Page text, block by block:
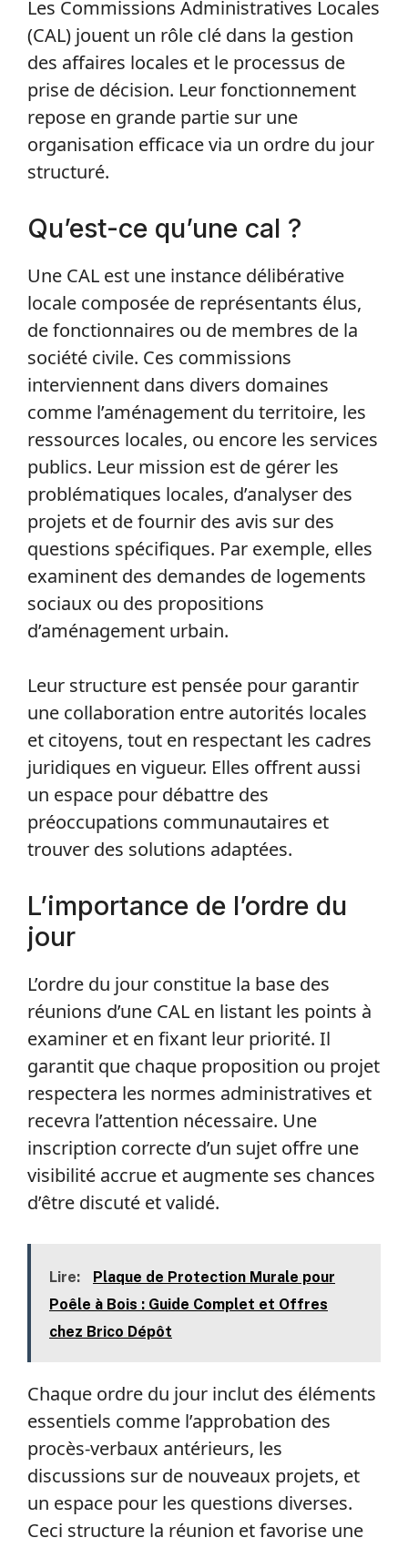
Les Commissions Administratives Locales
(CAL) jouent un rôle clé dans la gestion
des affaires locales et le processus de
prise de décision. Leur fonctionnement
repose en grande partie sur une
organisation efficace via un ordre du jour
structuré.
Qu’est-ce qu’une cal ?
Une CAL est une instance délibérative
locale composée de représentants élus,
de fonctionnaires ou de membres de la
société civile. Ces commissions
interviennent dans divers domaines
comme l’aménagement du territoire, les
ressources locales, ou encore les services
publics. Leur mission est de gérer les
problématiques locales, d’analyser des
projets et de fournir des avis sur des
questions spécifiques. Par exemple, elles
examinent des demandes de logements
sociaux ou des propositions
d’aménagement urbain.
Leur structure est pensée pour garantir
une collaboration entre autorités locales
et citoyens, tout en respectant les cadres
juridiques en vigueur. Elles offrent aussi
un espace pour débattre des
préoccupations communautaires et
trouver des solutions adaptées.
L’importance de l’ordre du
jour
L’ordre du jour constitue la base des
réunions d’une CAL en listant les points à
examiner et en fixant leur priorité. Il
garantit que chaque proposition ou projet
respectera les normes administratives et
recevra l’attention nécessaire. Une
inscription correcte d’un sujet offre une
visibilité accrue et augmente ses chances
d’être discuté et validé.
Lire:
Plaque de Protection Murale pour
Poêle à Bois : Guide Complet et Offres
chez Brico Dépôt
Chaque ordre du jour inclut des éléments
essentiels comme l’approbation des
procès-verbaux antérieurs, les
discussions sur de nouveaux projets, et
un espace pour les questions diverses.
Ceci structure la réunion et favorise une